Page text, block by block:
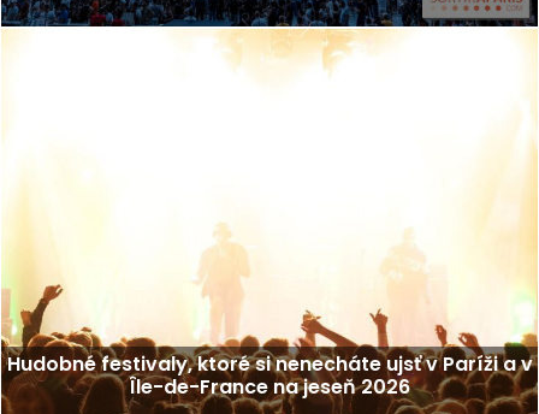
Hudobné festivaly, ktoré si nenecháte ujsť v Paríži a v
Île-de-France na jeseň 2026